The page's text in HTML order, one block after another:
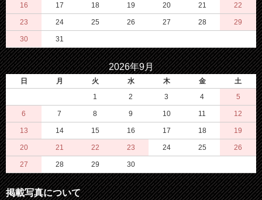
16 17 18 19 20 21 22
23 24 25 26 27 28 29
30 31
2026年9月
日 月 火 水 木 金
土
1
2 3 4 5
6 7 8 9 10 11 12
13 14 15 16 17 18 19
20 21 22 23 24 25 26
27 28 29 30
掲載写真について